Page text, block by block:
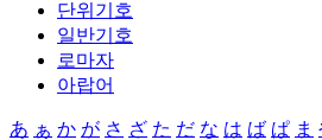
단위기호
일반기호
로마자
아랍어
あ ぁ か が さ ざ た だ な は ば ぱ ま